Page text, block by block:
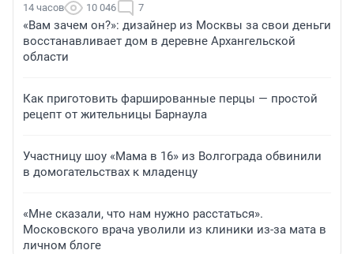
14 часов 10 046 7
«Вам зачем он?»: дизайнер из Москвы за свои деньги
восстанавливает дом в деревне Архангельской
области
Как приготовить фаршированные перцы — простой
рецепт от жительницы Барнаула
Участницу шоу «Мама в 16» из Волгограда обвинили
в домогательствах к младенцу
«Мне сказали, что нам нужно расстаться».
Московского врача уволили из клиники из-за мата в
личном блоге